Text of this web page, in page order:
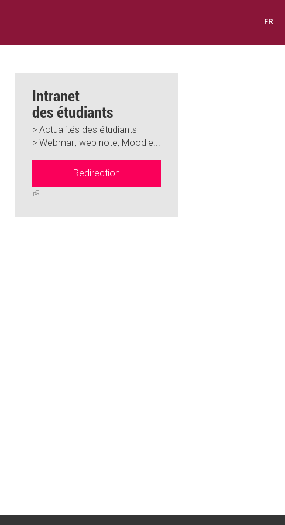
FR
Intranet
des étudiants
> Actualités des étudiants
> Webmail, web note, Moodle...
Redirection
(link
external)